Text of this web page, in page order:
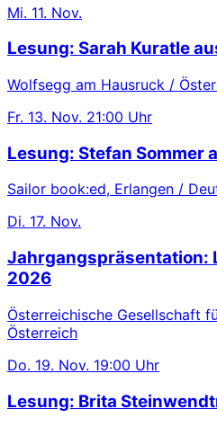
Mi. 11. Nov.
Lesung: Sarah Kuratle
Wolfsegg am Hausruck /
Fr. 13. Nov. 21:00 Uhr
Lesung: Stefan Sommer
Sailor book:ed, Erlangen /
Di. 17. Nov.
Jahrgangspräsentation:
2026
Österreichische Gesellschaft
Österreich
Do. 19. Nov. 19:00 Uhr
Lesung: Brita